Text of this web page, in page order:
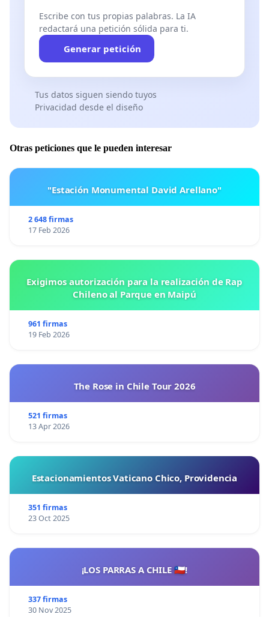
Escribe con tus propias palabras. La IA
redactará una petición sólida para ti.
Generar petición
Tus datos siguen siendo tuyos
Privacidad desde el diseño
Otras peticiones que le pueden interesar
"Estación Monumental David Arellano"
2 648 firmas
17 Feb 2026
Exigimos autorización para la realización de Rap
Chileno al Parque en Maipú
961 firmas
19 Feb 2026
The Rose in Chile Tour 2026
521 firmas
13 Apr 2026
Estacionamientos Vaticano Chico, Providencia
351 firmas
23 Oct 2025
¡LOS PARRAS A CHILE 🇨🇱!
337 firmas
30 Nov 2025